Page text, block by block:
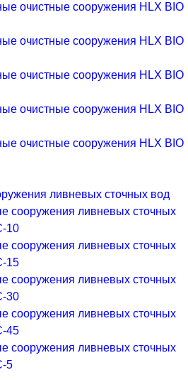
очистные сооружения HLX BIO
очистные сооружения HLX BIO
очистные сооружения HLX BIO
очистные сооружения HLX BIO
очистные сооружения HLX BIO
ливневых сточных вод
сооружения ливневых сточных
10
сооружения ливневых сточных
15
сооружения ливневых сточных
30
сооружения ливневых сточных
45
сооружения ливневых сточных
5